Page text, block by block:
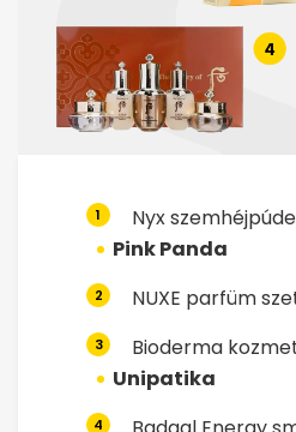
1
Nyx
Pink Panda
2 NUXE parfüm
3
Bioderma
Unipatika
4